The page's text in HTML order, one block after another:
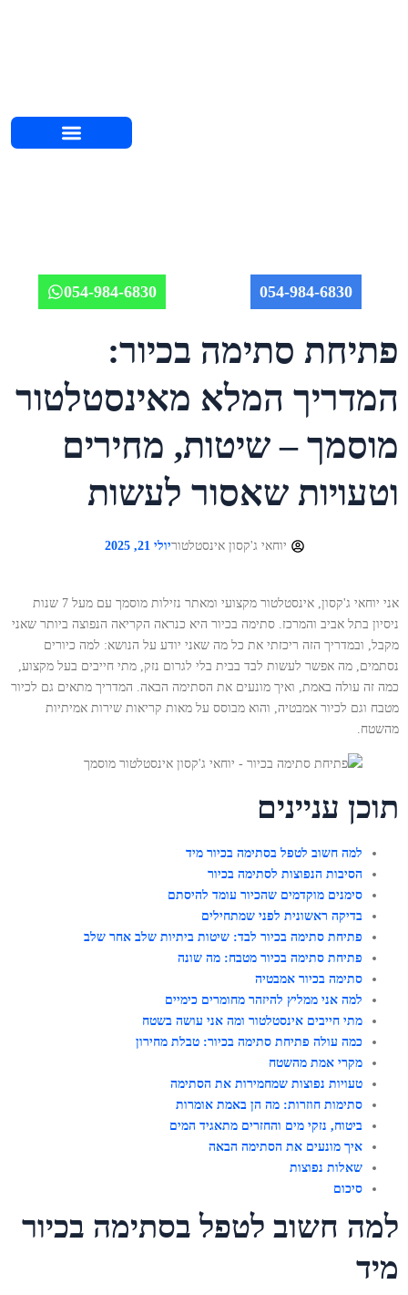
054-984-6830
054-984-6830
פתיחת סתימה בכיור:
המדריך המלא מאינסטלטור
מוסמך – שיטות, מחירים
וטעויות שאסור לעשות
יוחאי ג'קסון אינסטלטוריולי 21, 2025
אני יוחאי ג'קסון, אינסטלטור מקצועי ומאתר נזילות מוסמך עם מעל 7 שנות
ניסיון בתל אביב והמרכז. סתימה בכיור היא כנראה הקריאה הנפוצה ביותר שאני
מקבל, ובמדריך הזה ריכזתי את כל מה שאני יודע על הנושא: למה כיורים
נסתמים, מה אפשר לעשות לבד בבית בלי לגרום נזק, מתי חייבים בעל מקצוע,
כמה זה עולה באמת, ואיך מונעים את הסתימה הבאה. המדריך מתאים גם לכיור
מטבח וגם לכיור אמבטיה, והוא מבוסס על מאות קריאות שירות אמיתיות
מהשטח.
תוכן עניינים
למה חשוב לטפל בסתימה בכיור מיד
הסיבות הנפוצות לסתימה בכיור
סימנים מוקדמים שהכיור עומד להיסתם
בדיקה ראשונית לפני שמתחילים
פתיחת סתימה בכיור לבד: שיטות ביתיות שלב אחר שלב
פתיחת סתימה בכיור מטבח: מה שונה
סתימה בכיור אמבטיה
למה אני ממליץ להיזהר מחומרים כימיים
מתי חייבים אינסטלטור ומה אני עושה בשטח
כמה עולה פתיחת סתימה בכיור: טבלת מחירון
מקרי אמת מהשטח
טעויות נפוצות שמחמירות את הסתימה
סתימות חוזרות: מה הן באמת אומרות
ביטוח, נזקי מים והחזרים מתאגיד המים
איך מונעים את הסתימה הבאה
שאלות נפוצות
סיכום
למה חשוב לטפל בסתימה בכיור
מיד